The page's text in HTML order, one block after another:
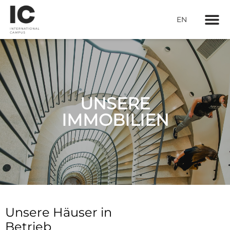
EN
UNSERE
IMMOBILIEN
Unsere Häuser in
Betrieb